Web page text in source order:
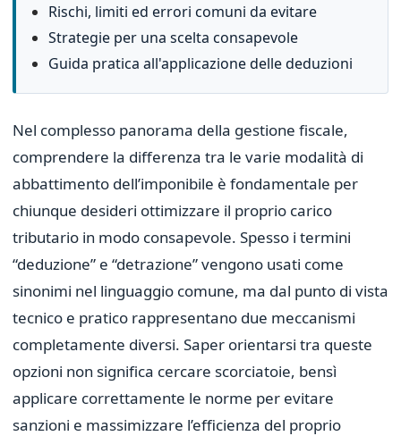
Rischi, limiti ed errori comuni da evitare
Strategie per una scelta consapevole
Guida pratica all'applicazione delle deduzioni
Nel complesso panorama della gestione fiscale,
comprendere la differenza tra le varie modalità di
abbattimento dell’imponibile è fondamentale per
chiunque desideri ottimizzare il proprio carico
tributario in modo consapevole. Spesso i termini
“deduzione” e “detrazione” vengono usati come
sinonimi nel linguaggio comune, ma dal punto di vista
tecnico e pratico rappresentano due meccanismi
completamente diversi. Saper orientarsi tra queste
opzioni non significa cercare scorciatoie, bensì
applicare correttamente le norme per evitare
sanzioni e massimizzare l’efficienza del proprio